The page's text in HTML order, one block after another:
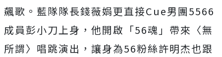
飆歌。藍隊隊長錢薇娟更直接Cue男團5566
成員彭小刀上身，他開啟「56魂」帶來〈無
所謂〉唱跳演出，讓身為56粉絲許明杰也跟